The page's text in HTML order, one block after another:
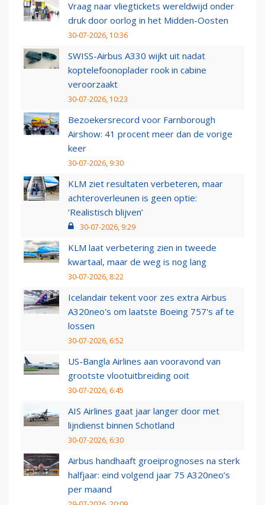
Vraag naar vliegtickets wereldwijd onder
druk door oorlog in het Midden-Oosten
30-07-2026, 10:36
SWISS-Airbus A330 wijkt uit nadat
koptelefoonoplader rook in cabine
veroorzaakt
30-07-2026, 10:23
Bezoekersrecord voor Farnborough
Airshow: 41 procent meer dan de vorige
keer
30-07-2026, 9:30
KLM ziet resultaten verbeteren, maar
achteroverleunen is geen optie:
‘Realistisch blijven’
30-07-2026, 9:29
KLM laat verbetering zien in tweede
kwartaal, maar de weg is nog lang
30-07-2026, 8:22
Icelandair tekent voor zes extra Airbus
A320neo's om laatste Boeing 757's af te
lossen
30-07-2026, 6:52
US-Bangla Airlines aan vooravond van
grootste vlootuitbreiding ooit
30-07-2026, 6:45
AIS Airlines gaat jaar langer door met
lijndienst binnen Schotland
30-07-2026, 6:30
Airbus handhaaft groeiprognoses na sterk
halfjaar: eind volgend jaar 75 A320neo’s
per maand